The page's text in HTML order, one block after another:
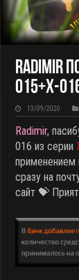
Radimir
015+X-
13/09/2020
Radimir,
016 из серии
применением
сразу на
сайт 💝